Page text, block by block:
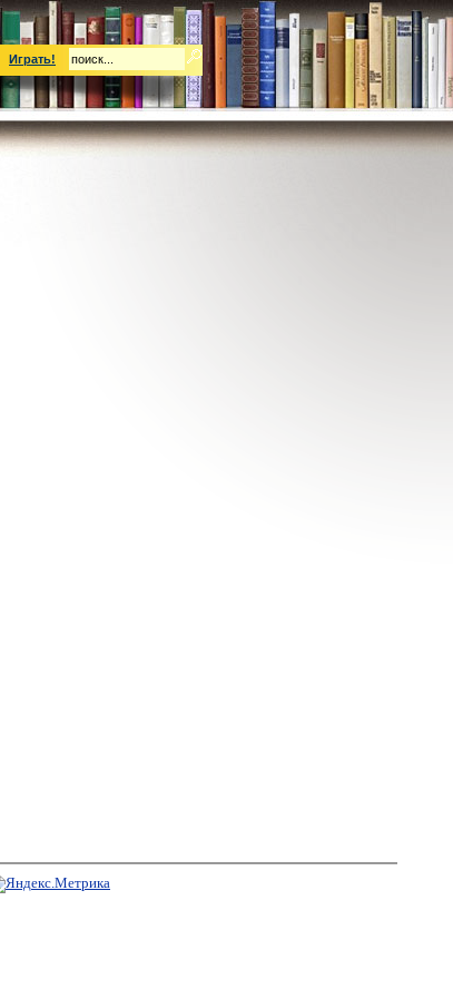
Играть!